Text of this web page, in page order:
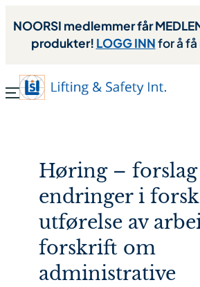
NOORSI medlemmer får
produkter! LOGG INNfor å
Høring –
endringer i
utførelse av
forskrift om
administrative